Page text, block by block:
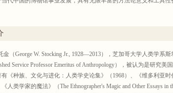
金（George W. Stocking Jr., 1928—2013），芝加哥大学人类学系
Service Professor Emeritus of Anthropology），被认为是研究
《种族、文化与进化：人类学史论集》（1968）、《维多利亚时
《人类学家的魔法》（The Ethnographer's Magic and Other Essays